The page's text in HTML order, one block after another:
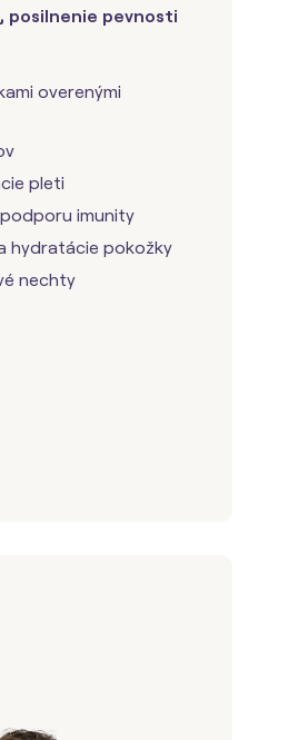
posilnenie pevnosti
overenými
pleti
imunity
hydratácie pokožky
nechty